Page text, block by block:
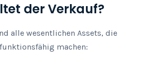
der Verkauf?
alle wesentlichen Assets, die
machen: